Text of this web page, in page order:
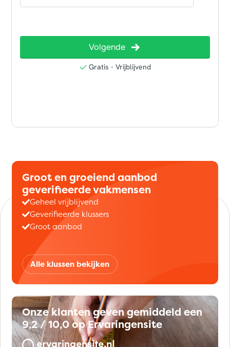
Groot en groeiend aanbod
geverifieerde vakmensen
Geheel vrijblijvend
Geverifieerde klussers
Groot aanbod
Alle klussen bekijken
Onze klanten geven gemiddeld een
9,2 / 10,0 op Ervaringensite